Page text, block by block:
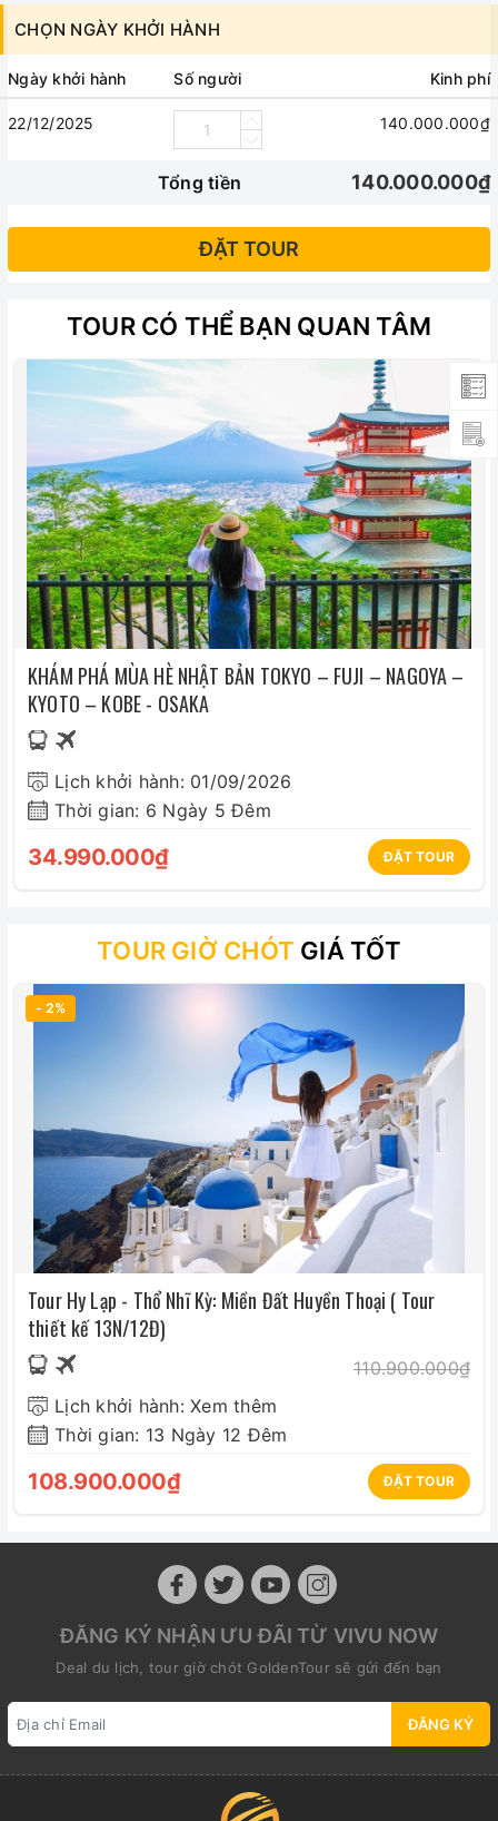
Chi phí cá nhân, hành lý quá cước, điện thoại, giặt ủi,
tham quan ngoài chương trình.
Tips cho tài xế địa phương và hướng dẫn viên
(7USD/người/ngày).
Bảo hiểm du lịch
CHỌN NGÀY KHỞI HÀNH
Ngày khởi hành Số người Kinh phí
22/12/2025 140.000.000₫
Tổng tiền 140.000.000₫
ĐẶT TOUR
TOUR CÓ THỂ BẠN QUAN TÂM
KHÁM PHÁ MÙA HÈ NHẬT BẢN TOKYO – FUJI – NAGOYA –
KYOTO – KOBE - OSAKA
Lịch khởi hành: 01/09/2026
Thời gian: 6 Ngày 5 Đêm
34.990.000₫ ĐẶT TOUR
TOUR GIỜ CHÓT GIÁ TỐT
- 2%
Tour Hy Lạp - Thổ Nhĩ Kỳ: Miền Đất Huyền Thoại ( Tour
thiết kế 13N/12Đ)
110.900.000₫
Lịch khởi hành: Xem thêm
Thời gian: 13 Ngày 12 Đêm
108.900.000₫ ĐẶT TOUR
ĐĂNG KÝ NHẬN ƯU ĐÃI TỪ VIVU NOW
Deal du lịch, tour giờ chót GoldenTour sẽ gửi đến bạn
ĐĂNG KÝ